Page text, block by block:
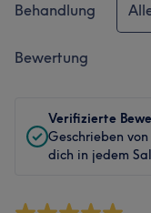
Behandlung
Bewertung
Verifizierte
Geschrieben
dich in jedem